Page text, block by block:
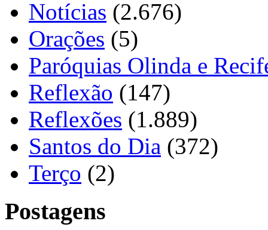
Notícias (2.676)
Orações (5)
Paróquias Olinda e
Reflexão (147)
Reflexões (1.889)
Santos do Dia (372)
Terço (2)
Postagens